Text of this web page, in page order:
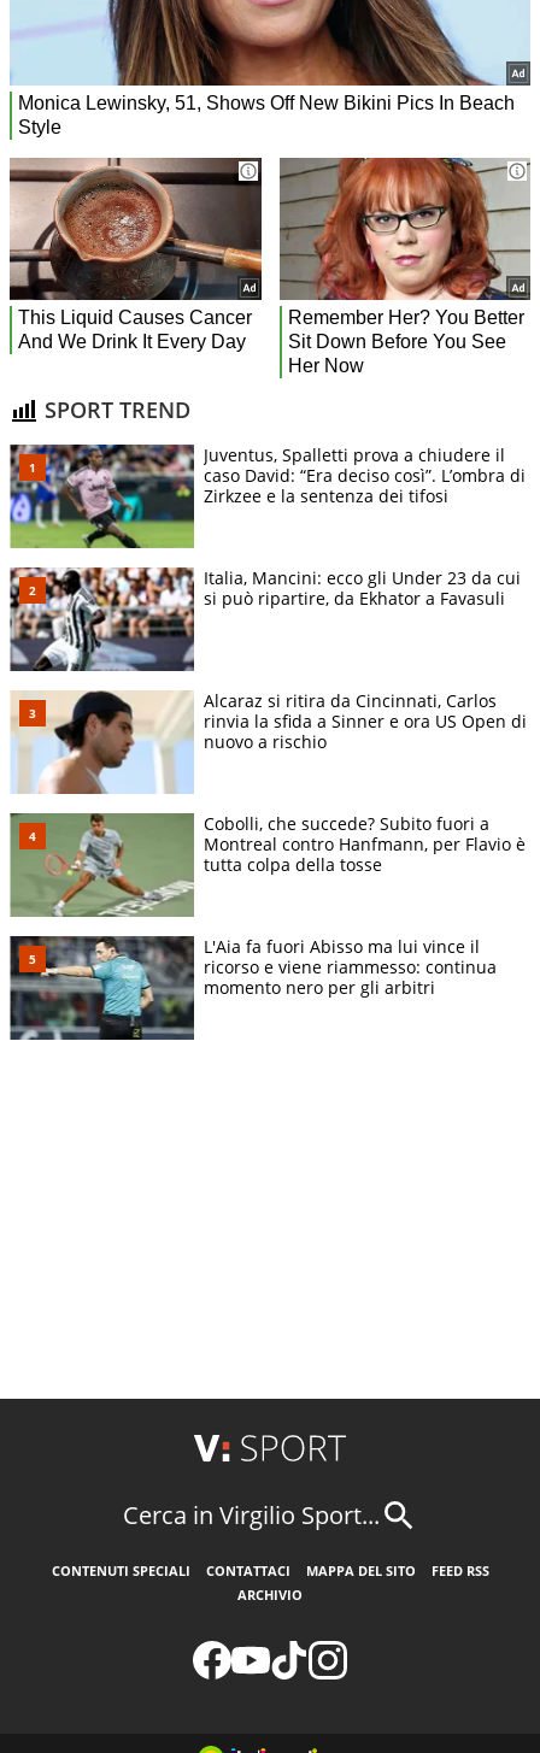
SPORT TREND
Juventus, Spalletti prova a chiudere il
caso David: “Era deciso così”. L’ombra di
Zirkzee e la sentenza dei tifosi
Italia, Mancini: ecco gli Under 23 da cui
si può ripartire, da Ekhator a Favasuli
Alcaraz si ritira da Cincinnati, Carlos
rinvia la sfida a Sinner e ora US Open di
nuovo a rischio
Cobolli, che succede? Subito fuori a
Montreal contro Hanfmann, per Flavio è
tutta colpa della tosse
L'Aia fa fuori Abisso ma lui vince il
ricorso e viene riammesso: continua
momento nero per gli arbitri
Cerca in Virgilio Sport...
CONTENUTI SPECIALI CONTATTACI MAPPA DEL SITO
FEED RSS
ARCHIVIO